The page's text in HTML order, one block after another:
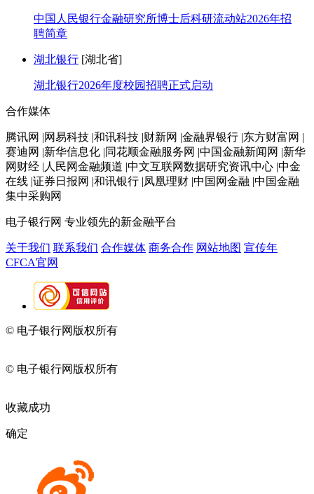
中国人民银行金融研究所博士后科研流动站2026年招
聘简章
湖北银行 [湖北省]
湖北银行2026年度校园招聘正式启动
合作媒体
腾讯网 |网易科技 |和讯科技 |财新网 |金融界银行 |东方财富网 |
赛迪网 |新华信息化 |同花顺金融服务网 |中国金融新闻网 |新华
网财经 |人民网金融频道 |中文互联网数据研究资讯中心 |中金
在线 |证券日报网 |和讯银行 |凤凰理财 |中国网金融 |中国金融
集中采购网
电子银行网 专业领先的新金融平台
关于我们 联系我们 合作媒体 商务合作 网站地图 宣传年
CFCA官网
© 电子银行网版权所有
© 电子银行网版权所有
收藏成功
确定